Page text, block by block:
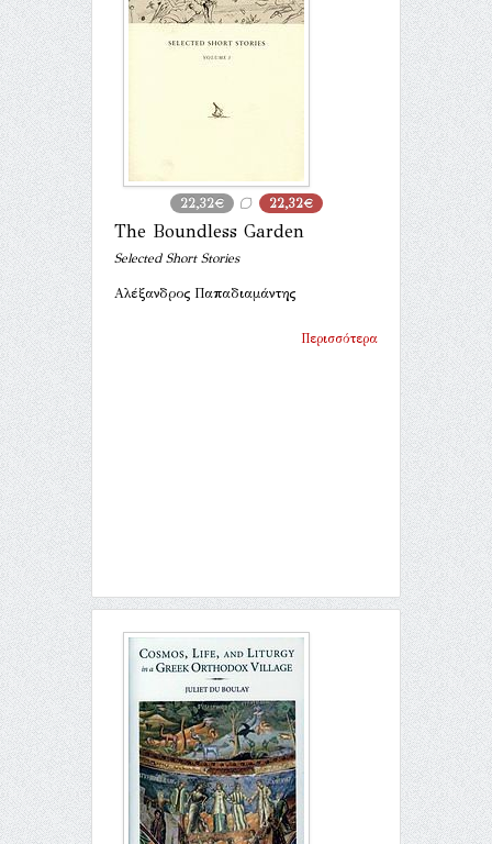
22,32€ 22,32€
The Boundless Garden
Selected Short Stories
Αλέξανδρος Παπαδιαμάντης
Περισσότερα